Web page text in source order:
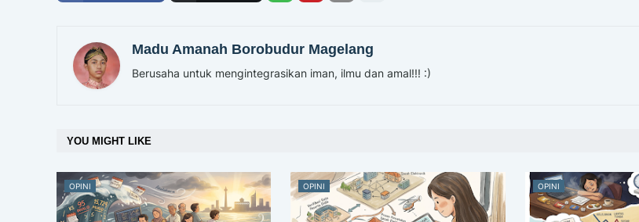
Madu Amanah Borobudur Magelang
Berusaha untuk mengintegrasikan iman, ilmu dan amal!!! :)
YOU MIGHT LIKE
OPINI OPINI OPINI